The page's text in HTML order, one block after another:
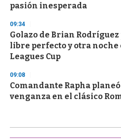
pasión inesperada
09:34
Golazo de Brian
libre perfecto y otra noche
Leagues Cup
09:08
Comandante Rapha
venganza en el clásico